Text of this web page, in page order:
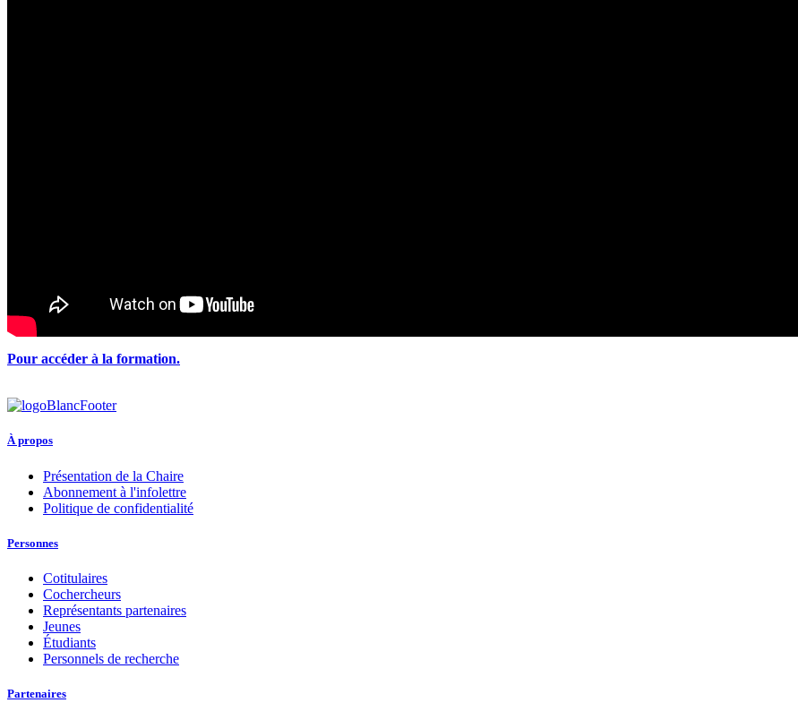
Pour accéder à la formation.
À propos
Présentation de la Chaire
Abonnement à l'infolettre
Politique de confidentialité
Personnes
Cotitulaires
Cochercheurs
Représentants partenaires
Jeunes
Étudiants
Personnels de recherche
Partenaires